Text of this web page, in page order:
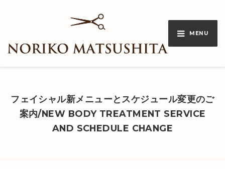
MENU
フェイシャル新メニューとスケジュール変更のご
案内/NEW BODY TREATMENT SERVICE
AND SCHEDULE CHANGE